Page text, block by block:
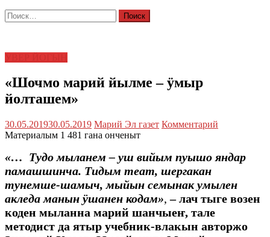
Найти:
«Шочмо марий йылме – ӱмыр
йолташем»
30.05.201930.05.2019 Марий Эл газет Комментарий
Материалым 1 481 гана онченыт
«… Тудо мыланем – уш вийым пуышо яндар
памашшинча. Тидым теат, шергакан
тунемше-шамыч, мыйын семынак умылен
акледа манын ӱшанен кодам»,– лач тыге возен
коден мыланна марий шанчыеҥ, тале
методист да ятыр учебник-влакын авторжо